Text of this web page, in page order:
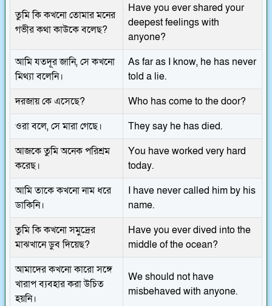
তুমি কি কখনো তোমার মনের
গভীর কথা কাউকে বলেছ?
Have you ever shared your
deepest feelings with
anyone?
আমি যতদূর জানি, সে কখনো
মিথ্যা বলেনি।
As far as I know, he has never
told a lie.
দরজায় কে এসেছে?
Who has come to the door?
ওরা বলে, সে মারা গেছে।
They say he has died.
আজকে তুমি অনেক পরিশ্রম
করেছ।
You have worked very hard
today.
আমি তাকে কখনো নাম ধরে
ডাকিনি।
I have never called him by his
name.
তুমি কি কখনো সমুদ্রের
মাঝখানে ডুব দিয়েছ?
Have you ever dived into the
middle of the ocean?
আমাদের কখনো কারো সঙ্গে
খারাপ ব্যবহার করা উচিত
হয়নি।
We should not have
misbehaved with anyone.